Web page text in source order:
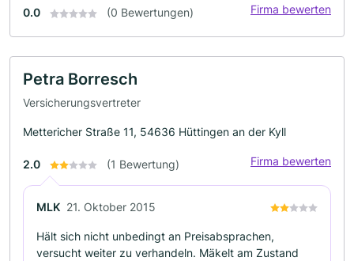
0.0 (0 Bewertungen) Firma bewerten
Petra Borresch
Versicherungsvertreter
Mettericher Straße 11, 54636 Hüttingen an der Kyll
2.0 (1 Bewertung) Firma bewerten
MLK 21. Oktober 2015
Hält sich nicht unbedingt an Preisabsprachen,
versucht weiter zu verhandeln. Mäkelt am Zustand